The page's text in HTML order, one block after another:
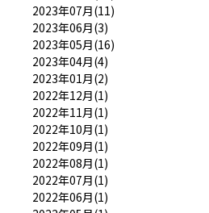
2023年07月(11)
2023年06月(3)
2023年05月(16)
2023年04月(4)
2023年01月(2)
2022年12月(1)
2022年11月(1)
2022年10月(1)
2022年09月(1)
2022年08月(1)
2022年07月(1)
2022年06月(1)